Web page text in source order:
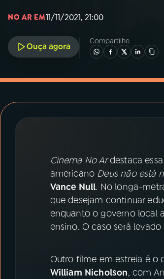
04PROGRAMAS
06VIDEOCASTS
PRÊMIO RÁDIO MEC
ACOMPANHE A RÁDIO MEC
YouTube Facebook
NO AR EM11/11/2021, 21:00
Ouça agora
Compartilhe
Cinema No Ardestaca
americano Deus não está
Vance Null. No longa-
que desejam continuar
enquanto o governo local
ensino. O caso será
Outro filme em estreia é o
William Nicholson, com